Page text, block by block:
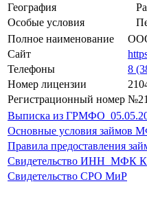
География
Особые условия
Полное наименование
Сайт
Телефоны
8
Номер лицензии
Регистрационный номер
Выписка из
Основные условия займов
Правила предоставления
Свидетельство ИНН_МФК
Свидетельство СРО МиР